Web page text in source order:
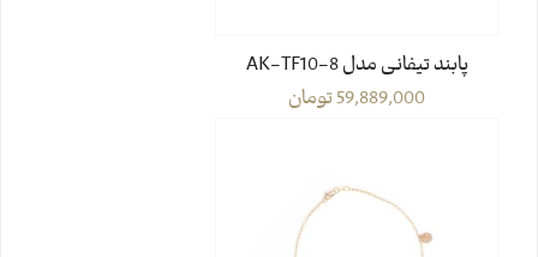
پابند تیفانی مدل AK-TF10-8
59,889,000تومان